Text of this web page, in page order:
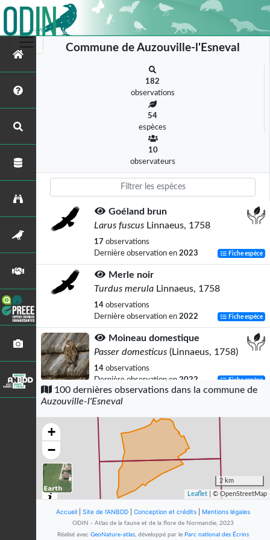
Commune de Auzouville-l'Esneval
182
observations
54
espèces
10
observateurs
Goéland brun
Larus fuscus Linnaeus, 1758
17 observations
Dernière observation en 2023 Fiche espèce
Merle noir
Turdus merula Linnaeus, 1758
14 observations
Dernière observation en 2022 Fiche espèce
Moineau domestique
Passer domesticus (Linnaeus, 1758)
14 observations
Dernière observation en 2022 Fiche espèce
Pigeon ramier
Columba palumbusLinnaeus, 1758
11
observations
Dernière observation en
2020
Accenteur mouchet
Prunella modularis
(Linnaeus, 1758)
observations
Geai des chênes
100 dernières observations dans la commune de
Auzouville-l'Esneval
+
−
2 km
Leaflet | © OpenStreetMap
Accueil Site de l'ANBDD Conception et crédits Mentions légales
ODIN - Atlas de la faune et de la flore de Normandie, 2023
Réalisé avec GeoNature-atlas, développé par le Parc national des Écrins